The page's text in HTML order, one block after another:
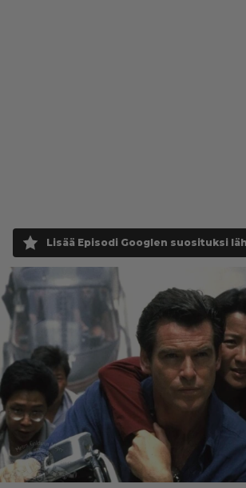
Lisää Episodi Googlen suosituksi